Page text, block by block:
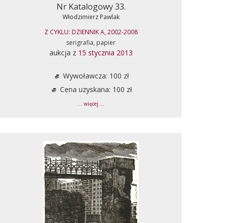
Nr Katalogowy 33.
Włodzimierz Pawlak
Z CYKLU: DZIENNIK A, 2002-2008
serigrafia, papier
aukcja z 15 stycznia 2013
Wywoławcza: 100 zł
Cena uzyskana: 100 zł
... więcej ...